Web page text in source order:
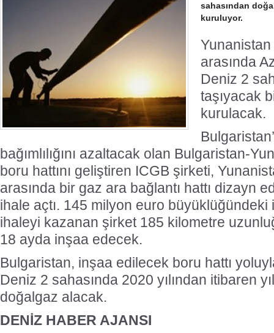
sahasından
kuruluyor.
arasında
Deniz 2
taşıyacak
kurulacak.
bağımlılığını azaltacak olan Bulgaristan-
boru hattını geliştiren ICGB şirketi,
arasında bir gaz ara bağlantı hattı dizayn
ihale açtı. 145 milyon euro
ihaleyi kazanan şirket 185 kilometre
18 ayda inşaa edecek.
Bulgaristan, inşaa edilecek boru hattı
Deniz 2 sahasında 2020 yılından itibaren
doğalgaz alacak.
DENİZ HABER AJANSI